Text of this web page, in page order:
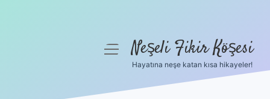
menüyüNeşeli Fikir Köşesi
Hayatına neşe katan kısa hikayeler!